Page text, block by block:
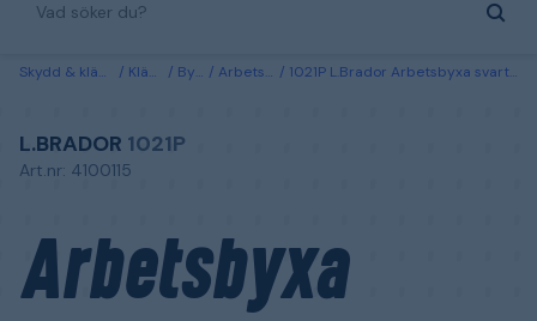
Skydd & kläder Kläder Byxor Arbetsbyxor 1021P L.Brador Arbetsbyxa svart/hi-vis gul, klass 1 C44
L.BRADOR 1021P
Art.nr: 4100115
Arbetsbyxa